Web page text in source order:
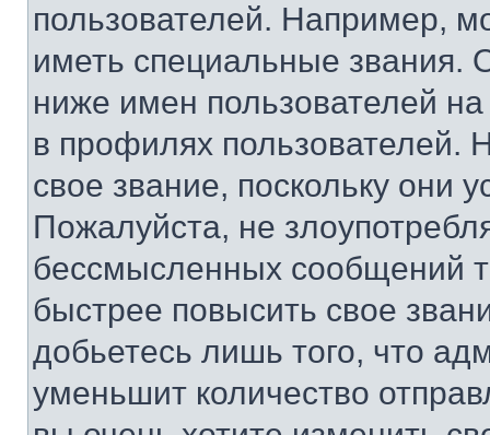
пользователей. Например,
иметь специальные звания.
ниже имен пользователей
в профилях
свое звание, поскольку они
Пожалуйста, не
бессмысленных сообщений
быстрее повысить свое
добьетесь лишь того, что
уменьшит количество